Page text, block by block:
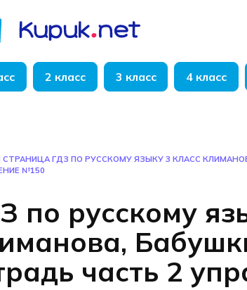
2 класс 3 класс 4 класс
СТРАНИЦА ГДЗ ПО РУССКОМУ ЯЗЫКУ 3 КЛАСС
№150
по русскому
часть 2